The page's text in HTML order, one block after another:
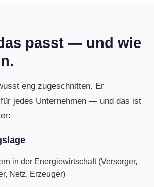
passt — und wie
eng zugeschnitten. Er
jedes Unternehmen — und das ist
in der Energiewirtschaft (Versorger,
Netz, Erzeuger)